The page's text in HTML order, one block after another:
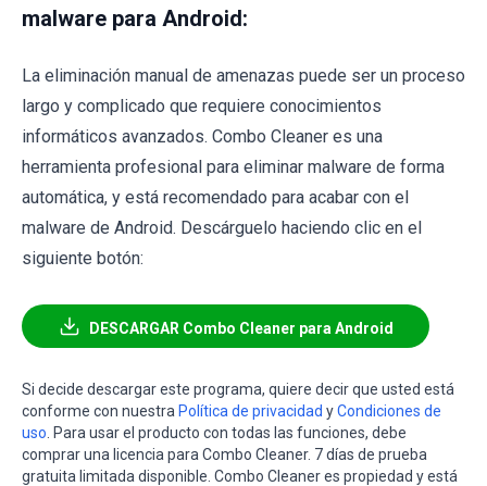
malware para Android:
La eliminación manual de amenazas puede ser un proceso
largo y complicado que requiere conocimientos
informáticos avanzados. Combo Cleaner es una
herramienta profesional para eliminar malware de forma
automática, y está recomendado para acabar con el
malware de Android. Descárguelo haciendo clic en el
siguiente botón:
DESCARGAR Combo Cleaner para Android
Si decide descargar este programa, quiere decir que usted está
conforme con nuestra Política de privacidad yCondiciones de
uso . Para usar el producto con todas las funciones, debe
comprar una licencia para Combo Cleaner. 7 días de prueba
gratuita limitada disponible. Combo Cleaner es propiedad y está